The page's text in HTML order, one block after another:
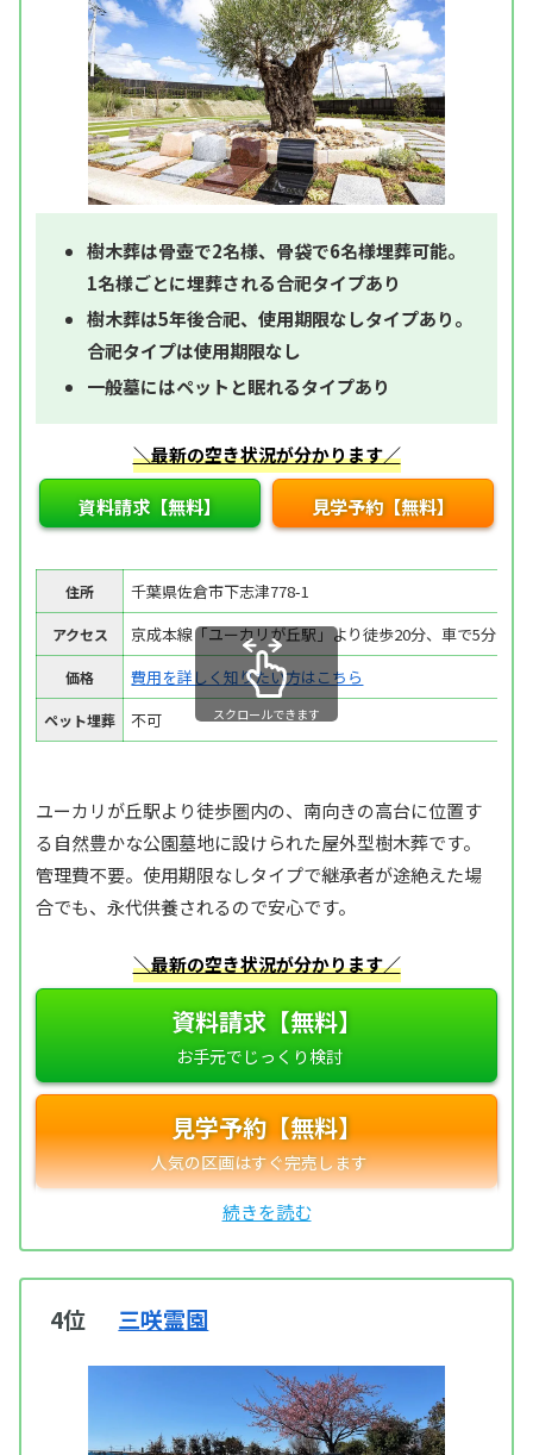
樹木葬は骨壺で2名様、骨袋で6名様埋葬可能。
1名様ごとに埋葬される合祀タイプあり
樹木葬は5年後合祀、使用期限なしタイプあり。
合祀タイプは使用期限なし
一般墓にはペットと眠れるタイプあり
＼最新の空き状況が分かります／
資料請求【無料】 見学予約【無料】
住所 千葉県佐倉市下志津778-1
アクセス 京成本線「ユーカリが丘駅」より徒歩20分、車で5分
価格 費用を詳しく知りたい方はこちら
ペット埋葬 不可 スクロールできます
ユーカリが丘駅より徒歩圏内の、南向きの高台に位置す
る自然豊かな公園墓地に設けられた屋外型樹木葬です。
管理費不要。使用期限なしタイプで継承者が途絶えた場
合でも、永代供養されるので安心です。
＼最新の空き状況が分かります／
資料請求【無料】
見学予約【無料】
4位 三咲霊園